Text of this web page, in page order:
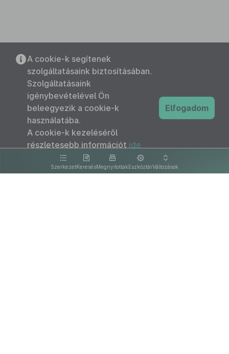
SzerkezetKeresésMegnyitottakEszköztárVáltozások
A cookie-k segítenek
szolgáltatásaink biztosításában.
Szolgáltatásaink
igénybevételével Ön
beleegyezik a cookie-k
használatába.
A cookie-k kezeléséről
részletesebb információt ide
kattintva olvashat.
Elfogadom